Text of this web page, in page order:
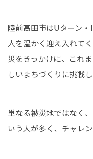
陸前高田市はUターン
人を温かく迎え入れて
災をきっかけに、これ
しいまちづくりに挑戦
単なる被災地ではなく
いう人が多く、チャレ